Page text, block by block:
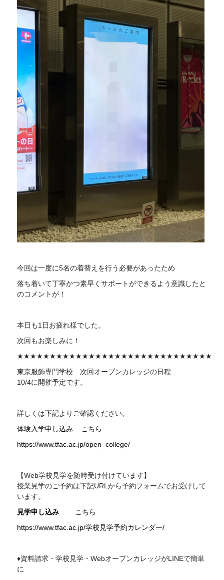
今回は一度に5名の着替えを行う必要があったため
落ち着いて丁寧かつ素早くサポートができるよう意識したと
のコメントが！
本日も1日お疲れ様でした。
次回もお楽しみに！
★★★★★★★★★★★★★★★★★★★★★★★★★★★★★★
東京服飾専門学校 次回 オープンカレッジの日程
10/4に開催予定です。
詳しくは下記よりご確認ください。
体験入学申し込み こちら
https://www.tfac.ac.jp/open_college/
【Web学校見学を随時受け付けています】
授業見学のご予約は下記URLから予約フォームでお受けして
います。
見学申し込み
こちら
https://www.tfac.ac.jp/学校見学予約カレンダー/
♦資料請求・学校見学・WebオープンカレッジがLINEで簡単
に